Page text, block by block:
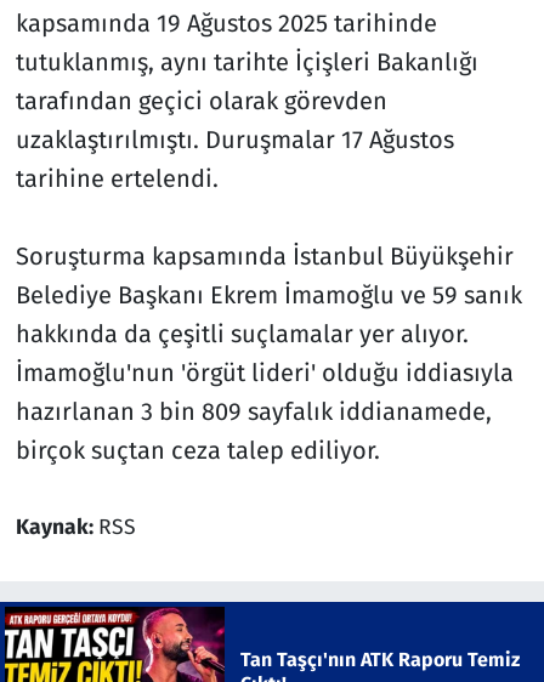
kapsamında 19 Ağustos 2025 tarihinde
tutuklanmış, aynı tarihte İçişleri Bakanlığı
tarafından geçici olarak görevden
uzaklaştırılmıştı. Duruşmalar 17 Ağustos
tarihine ertelendi.
Soruşturma kapsamında İstanbul Büyükşehir
Belediye Başkanı Ekrem İmamoğlu ve 59 sanık
hakkında da çeşitli suçlamalar yer alıyor.
İmamoğlu'nun 'örgüt lideri' olduğu iddiasıyla
hazırlanan 3 bin 809 sayfalık iddianamede,
birçok suçtan ceza talep ediliyor.
Kaynak: RSS
Tan Taşçı'nın ATK Raporu Temiz